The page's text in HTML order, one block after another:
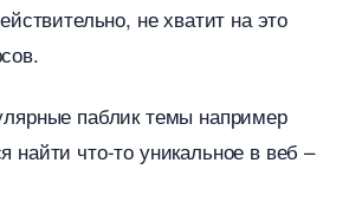
не хватит на это
паблик темы например
найти что-то уникальное в веб –